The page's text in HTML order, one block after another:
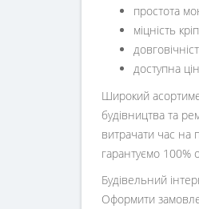
простота
міцність
доступна
Широкий
будівництва та
витрачати час на
гарантуємо 100%
Будівельний
Оформити